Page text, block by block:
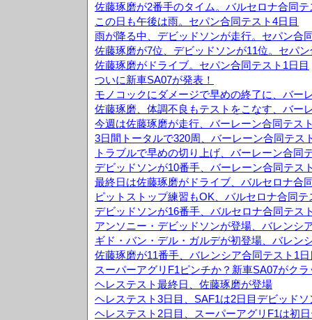
佐藤琢磨が2番手のタイム。バルセロナ合同テ
この日も午後は雨。セパン合同テスト4日目
雨が降る中、デビッドソンが走行。セパン合
佐藤琢磨が7位、デビッドソンが11位。セパ
佐藤琢磨がドライブ。セパン合同テスト1日目
ついに新車SA07が発表！
モノコックにダメージで早めの終了に、バー
佐藤琢磨、体調不良もテストをこなす、バー
今週は佐藤琢磨が走行、バーレーン合同テス
3日間トータルで320周、バーレーン合同テス
トラブルで早めの切り上げ、バーレーン合同
デビッドソンが10番手、バーレーン合同テス
最終日は佐藤琢磨がドライブ、バルセロナ合
ピットストップ練習もOK、バルセロナ合同テ
デビッドソンが16番手、バルセロナ合同テス
アンソニー・デビッドソンが登場、バレンシ
ギド・バン・デル・ガルデが初登場、バレン
佐藤琢磨が11番手、バレンシア合同テスト1日
スーパーアグリF1ピンチか？新車SA07がク
ヘレステスト最終日、佐藤琢磨が登場
ヘレステスト3日目、SAF1は2日目デビッド
ヘレステスト2日目、スーパーアグリF1は初